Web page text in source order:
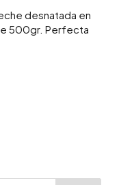
desnatada en
500gr. Perfecta